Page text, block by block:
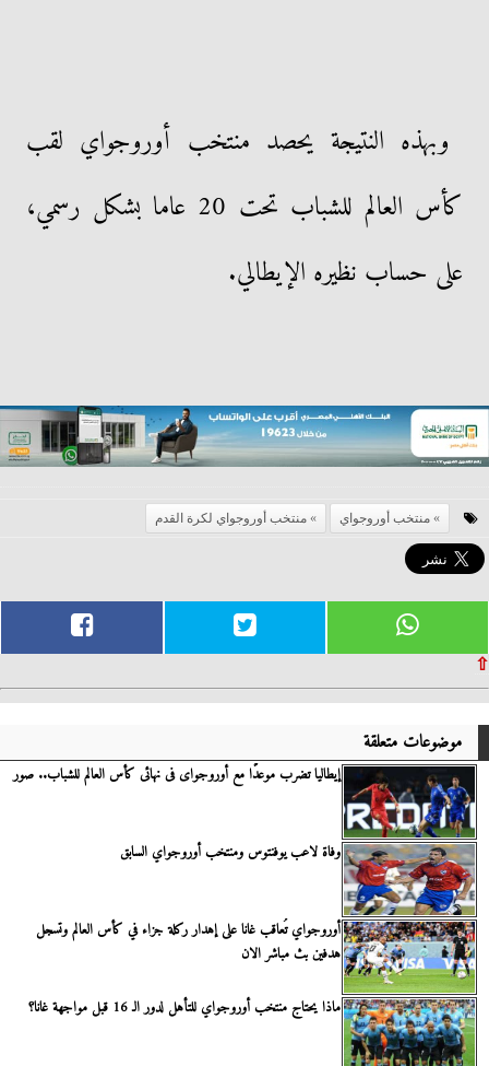
وبهذه النتيجة يحصد منتخب أوروجواي لقب
كأس العالم للشباب تحت 20 عاما بشكل رسمي،
على حساب نظيره الإيطالي.
منتخب أوروجواي منتخب أوروجواي لكرة القدم
⇧
موضوعات متعلقة
إيطاليا تضرب موعدًا مع أوروجواى فى نهائى كأس العالم للشباب.. صور
وفاة لاعب يوفنتوس ومنتخب أوروجواي السابق
أوروجواي تُعاقب غانا على إهدار ركلة جزاء في كأس العالم وتسجل
هدفين بث مباشر الان
ماذا يحتاج منتخب أوروجواي للتأهل لدور الـ 16 قبل مواجهة غانا؟